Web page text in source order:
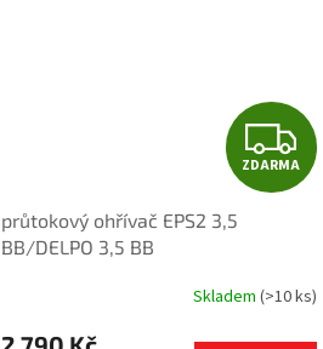
Z
D
R
ZDARMA
průtokový ohřívač EPS2 3,5
BB/DELPO 3,5 BB
Skladem (>10 ks)